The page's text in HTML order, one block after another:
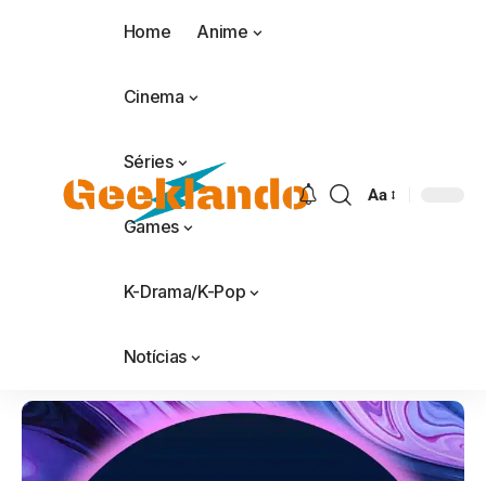
Home Anime
Cinema
Séries
Games
K-Drama/K-Pop
Notícias
Aa